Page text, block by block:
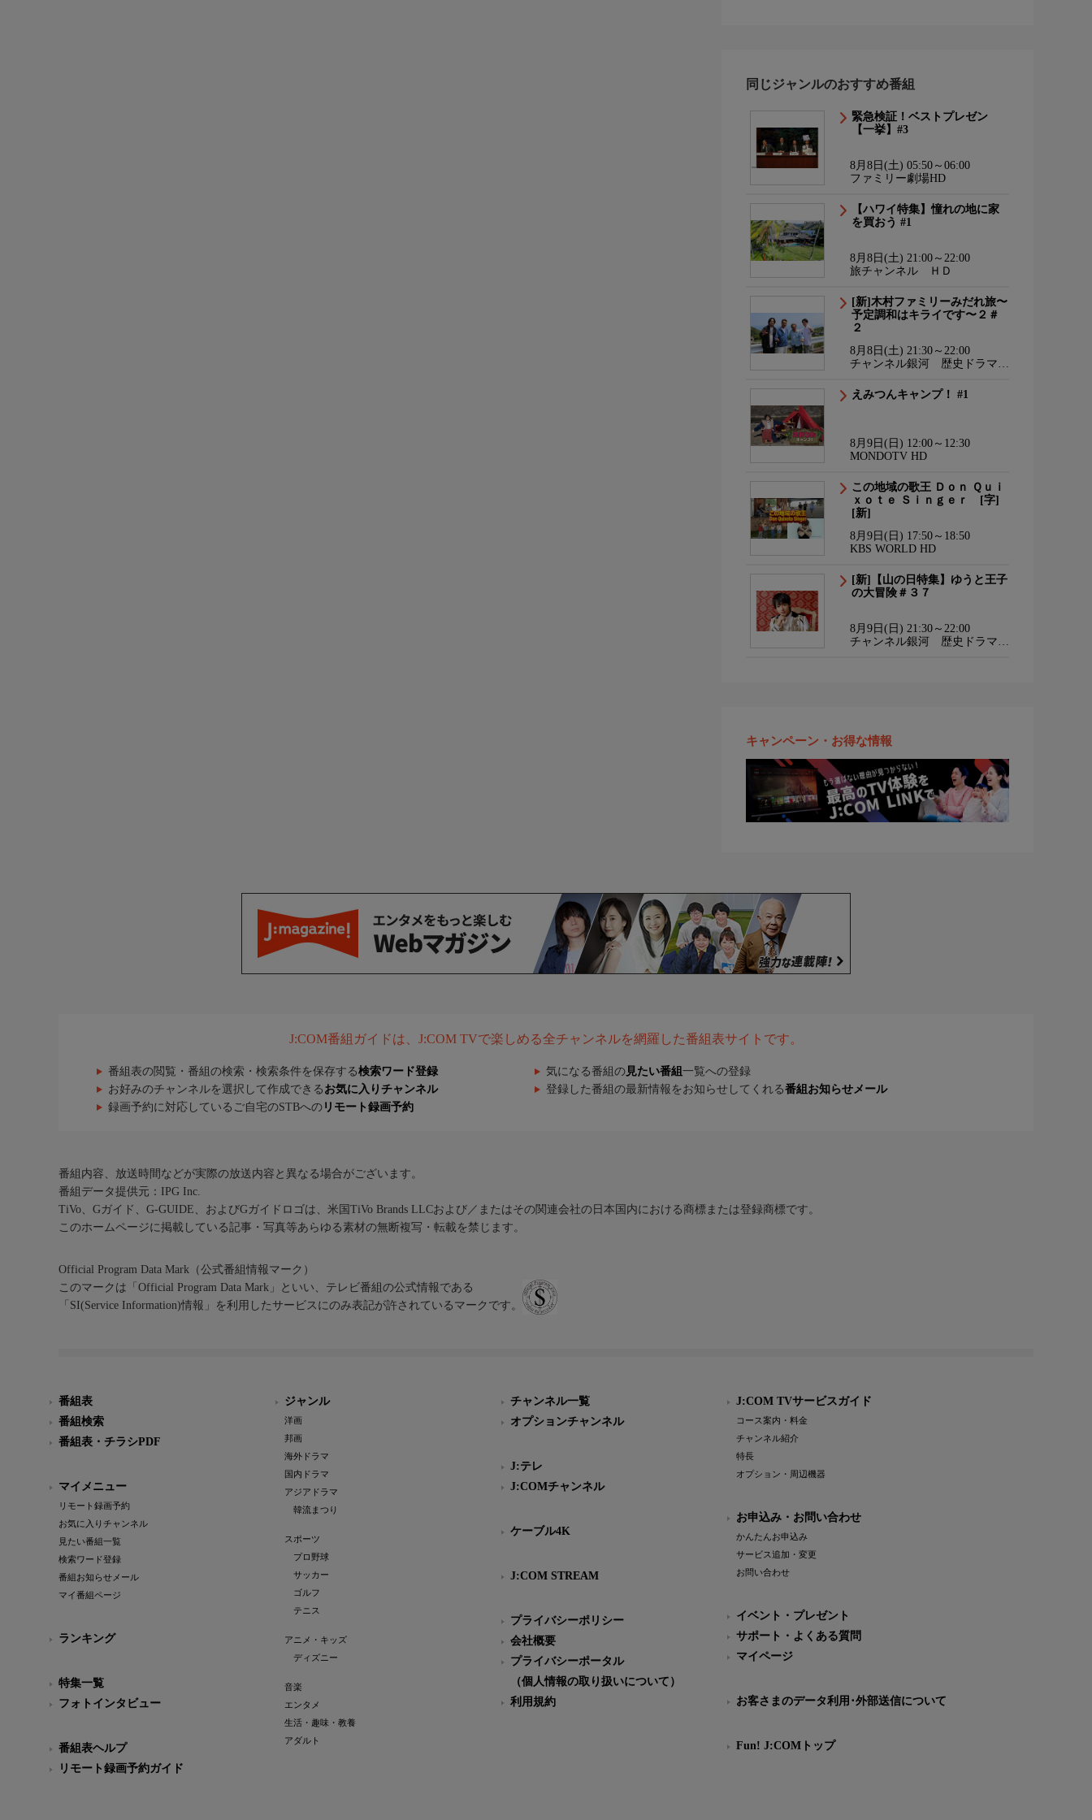
同じジャンルのおすすめ番組
緊急検証！ベストプレゼン
【一挙】#3
8月8日(土) 05:50～06:00
ファミリー劇場HD
【ハワイ特集】憧れの地に家
を買おう #1
8月8日(土) 21:00～22:00
旅チャンネル ＨＤ
[新]木村ファミリーみだれ旅〜
予定調和はキライです〜２＃
２
8月8日(土) 21:30～22:00
チャンネル銀河 歴史ドラマ・
えみつんキャンプ！ #1
8月9日(日) 12:00～12:30
MONDOTV HD
この地域の歌王 Ｄｏｎ Ｑｕｉ
ｘｏｔｅ Ｓｉｎｇｅｒ [字]
[新]
8月9日(日) 17:50～18:50
KBS WORLD HD
[新]【山の日特集】ゆうと王子
の大冒険＃３７
8月9日(日) 21:30～22:00
チャンネル銀河 歴史ドラマ・
キャンペーン・お得な情報
J:COM番組ガイドは、J:COM TVで楽しめる全チャンネルを網羅した番組表サイトです。
番組表の閲覧・番組の検索・検索条件を保存する検索ワード登録 気になる番組の 見たい番組 一覧への登録
お好みのチャンネルを選択して作成できる お気に入りチャンネル 登録した番組の最新情報をお知らせしてくれる番組お知らせメール
録画予約に対応しているご自宅のSTBへの リモート録画予約
番組内容、放送時間などが実際の放送内容と異なる場合がございます。
番組データ提供元：IPG Inc.
TiVo、Gガイド、G-GUIDE、およびGガイドロゴは、米国TiVo Brands LLCおよび／またはその関連会社の日本国内における商標または登録商標です。
このホームページに掲載している記事・写真等あらゆる素材の無断複写・転載を禁じます。
Official Program Data Mark（公式番組情報マーク）
このマークは「Official Program Data Mark」といい、テレビ番組の公式情報である
「SI(Service Information)情報」を利用したサービスにのみ表記が許されているマークです。
番組表
番組検索
番組表・チラシPDF
マイメニュー
リモート録画予約
お気に入りチャンネル
見たい番組一覧
検索ワード登録
番組お知らせメール
マイ番組ページ
ランキング
特集一覧
フォトインタビュー
番組表ヘルプ
リモート録画予約ガイド
ジャンル
洋画
邦画
海外ドラマ
国内ドラマ
アジアドラマ
韓流まつり
スポーツ
プロ野球
サッカー
ゴルフ
テニス
アニメ・キッズ
ディズニー
音楽
エンタメ
生活・趣味・教養
アダルト
チャンネル一覧
オプションチャンネル
J:テレ
J:COMチャンネル
ケーブル4K
J:COM STREAM
プライバシーポリシー
会社概要
プライバシーポータル
（個人情報の取り扱いについて）
利用規約
J:COM TVサービスガイド
コース案内・料金
チャンネル紹介
特長
オプション・周辺機器
お申込み・お問い合わせ
かんたんお申込み
サービス追加・変更
お問い合わせ
イベント・プレゼント
サポート・よくある質問
マイページ
お客さまのデータ利用･外部送信について
Fun! J:COMトップ